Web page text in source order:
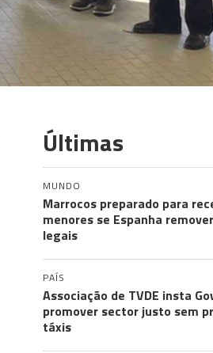
Últimas
MUNDO
Marrocos preparado para
menores se Espanha
legais
PAÍS
Associação de TVDE insta
promover sector justo sem
táxis